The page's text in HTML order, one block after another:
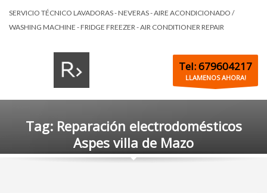
SERVICIO TÉCNICO LAVADORAS - NEVERAS - AIRE ACONDICIONADO /
WASHING MACHINE - FRIDGE FREEZER - AIR CONDITIONER REPAIR
Tel: 679604217
LLAMENOS AHORA!
Tag: Reparación electrodomésticos
Aspes villa de Mazo